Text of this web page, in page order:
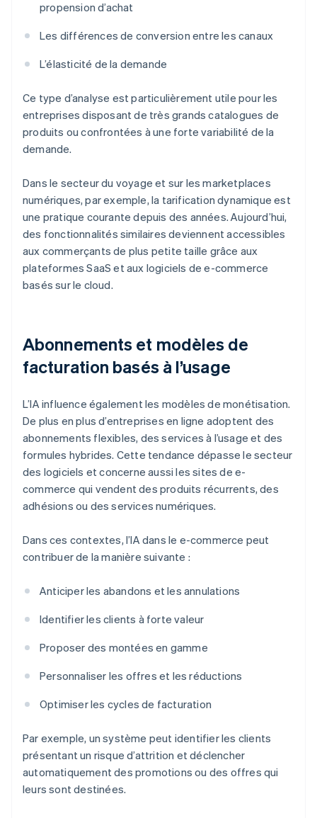
propension d’achat
Les différences de conversion entre les canaux
L’élasticité de la demande
Ce type d’analyse est particulièrement utile pour les
entreprises disposant de très grands catalogues de
produits ou confrontées à une forte variabilité de la
demande.
Dans le secteur du voyage et sur les marketplaces
numériques, par exemple, la tarification dynamique est
une pratique courante depuis des années. Aujourd’hui,
des fonctionnalités similaires deviennent accessibles
aux commerçants de plus petite taille grâce aux
plateformes SaaS et aux logiciels de e-commerce
basés sur le cloud.
Abonnements et modèles de
facturation basés à l’usage
L’IA influence également les modèles de monétisation.
De plus en plus d’entreprises en ligne adoptent des
abonnements flexibles, des services à l’usage et des
formules hybrides. Cette tendance dépasse le secteur
des logiciels et concerne aussi les sites de e-
commerce qui vendent des produits récurrents, des
adhésions ou des services numériques.
Dans ces contextes, l’IA dans le e-commerce peut
contribuer de la manière suivante :
Anticiper les abandons et les annulations
Identifier les clients à forte valeur
Proposer des montées en gamme
Personnaliser les offres et les réductions
Optimiser les cycles de facturation
Par exemple, un système peut identifier les clients
présentant un risque d’attrition et déclencher
automatiquement des promotions ou des offres qui
leurs sont destinées.